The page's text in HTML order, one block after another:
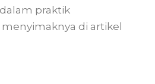
praktik
di artikel